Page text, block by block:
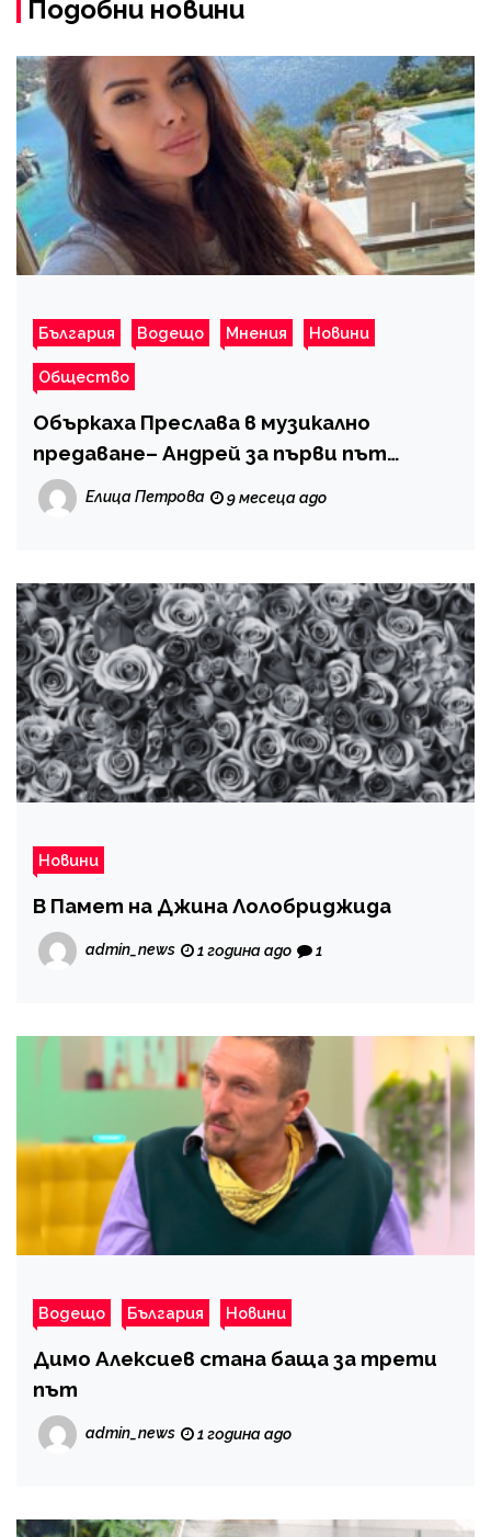
Подобни новини
България Водещо Мнения Новини
Общество
Объркаха Преслава в музикално
предаване– Андрей за първи път
използва „златния“ бутон
Елица Петрова 9 месеца ago
Новини
В Памет на Джина Лолобриджида
admin_news 1 година ago 1
Водещо България Новини
Димо Алексиев стана баща за трети
път
admin_news 1 година ago